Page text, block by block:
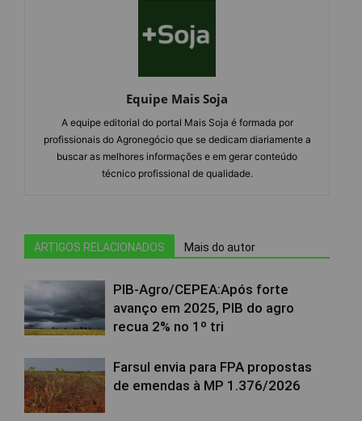
Equipe Mais Soja
A equipe editorial do portal Mais Soja é formada por
profissionais do Agronegócio que se dedicam diariamente a
buscar as melhores informações e em gerar conteúdo
técnico profissional de qualidade.
ARTIGOS RELACIONADOS Mais do autor
PIB-Agro/CEPEA:Após forte
avanço em 2025, PIB do agro
recua 2% no 1º tri
Farsul envia para FPA propostas
de emendas à MP 1.376/2026